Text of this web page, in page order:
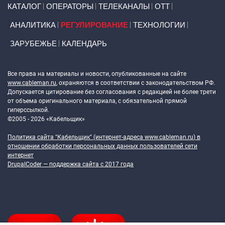
КАТАЛОГ ОПЕРАТОРЫ ТЕЛЕКАНАЛЫ ОТТ
АНАЛИТИКА РЕГУЛИРОВАНИЕ ТЕХНОЛОГИИ
ЗАРУБЕЖЬЕ КАЛЕНДАРЬ
Все права на материалы и новости, опубликованные на сайте
www.cableman.ru, охраняются в соответствии с законодательством РФ.
Допускается цитирование без согласования с редакцией не более трети
от объема оригинального материала, с обязательной прямой
гиперссылкой.
©2005 - 2026 «Кабельщик»
Политика сайта "Кабельщик" (интернет-адреса www.cableman.ru) в
отношении обработки персональных данных пользователей сети
интернет
DrupalCoder — поддержка сайта c 2017 года